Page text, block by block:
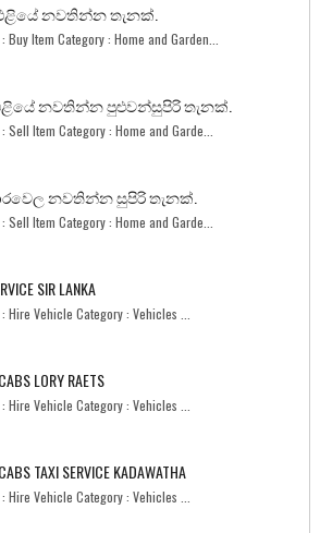
නවතින්න තැනක්.
Buy Item Category : Home and Garden...
නවතින්න පුළුවන්සුපිරි තැනක්.
Sell Item Category : Home and Garde...
නවතින්න සුපිරි තැනක්.
Sell Item Category : Home and Garde...
SIR LANKA
Hire Vehicle Category : Vehicles ...
LORY RAETS
Hire Vehicle Category : Vehicles ...
TAXI SERVICE KADAWATHA
Hire Vehicle Category : Vehicles ...